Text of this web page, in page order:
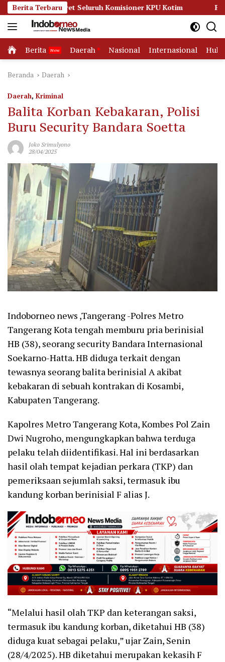
Langsung
ke
konten
Berita Terbaru
Seluruh Komisioner KPU Kotim Persidangan
Home
Berita Daerah Nasional Internasional
Beranda Daerah
Daerah, Kriminal
Balita Korban Kebakaran, Polisi
Buru Security Bandara Soetta
Joko Srimulyono
28/04/2025
Indoborneo news ,Tangerang -Polres Metro
Tangerang Kota tengah memburu pria berinisial
HB (38), seorang security Bandara Internasional
Soekarno-Hatta. HB diduga terkait dengan
tewasnya seorang balita berinisial A akibat
kebakaran di sebuah kontrakan di Kosambi,
Kabupaten Tangerang.
Kapolres Metro Tangerang Kota, Kombes Pol Zain
Dwi Nugroho, mengungkapkan bahwa terduga
pelaku telah diidentifikasi. Hal ini berdasarkan
hasil olah tempat kejadian perkara (TKP) dan
pemeriksaan sejumlah saksi, termasuk ibu
kandung korban berinisial F alias J.
“Melalui hasil olah TKP dan keterangan saksi,
termasuk ibu kandung korban, diketahui HB (38)
diduga kuat sebagai pelaku,” ujar Zain, Senin
(28/4/2025). HB diketahui merupakan kekasih F